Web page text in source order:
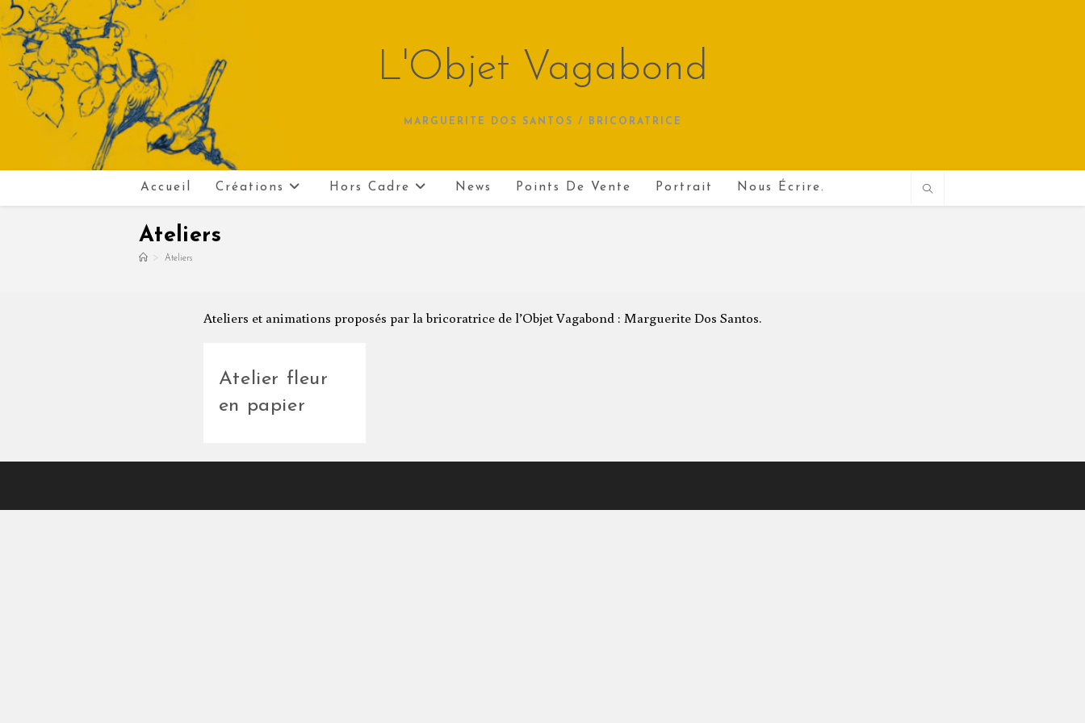
Skip
to
content
L'Objet Vagabond
MARGUERITE DOS SANTOS / BRICORATRICE
Accueil Créations Hors Cadre News Points De Vente Portrait Nous Écrire.
Ateliers
> Ateliers
Ateliers et animations proposés par la bricoratrice de l’Objet Vagabond : Marguerite Dos Santos.
Atelier fleur
en papier